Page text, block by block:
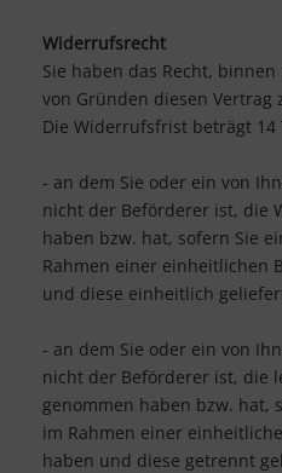
Widerrufsrecht
Sie haben das Recht, binnen
von Gründen diesen Vertrag
Die Widerrufsfrist beträgt 14
- an dem Sie oder ein von
nicht der Beförderer ist, die
haben bzw. hat, sofern Sie
Rahmen einer einheitlichen
und diese einheitlich
- an dem Sie oder ein von
nicht der Beförderer ist, die
genommen haben bzw. hat,
im Rahmen einer
haben und diese getrennt